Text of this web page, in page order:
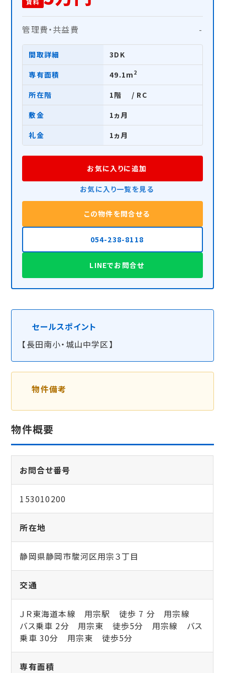
管理費・共益費 -
間取詳細
3DK
専有面積
49.1m 2
所在階
1階 / RC
敷金
1ヵ月
礼金
1ヵ月
お気に入りに追加
お気に入り一覧を見る
この物件を問合せる
054-238-8118
LINEでお問合せ
セールスポイント
【長田南小・城山中学区】
物件備考
物件概要
お問合せ番号
153010200
所在地
静岡県静岡市駿河区用宗３丁目
交通
ＪＲ東海道本線 用宗駅 徒歩 7 分 用宗線
バス乗車 2分 用宗東 徒歩5分 用宗線 バス
乗車 30分 用宗東 徒歩5分
専有面積